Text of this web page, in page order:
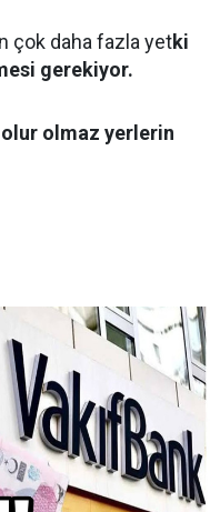
çok daha fazla yetki
gerekiyor.
olmaz yerlerin